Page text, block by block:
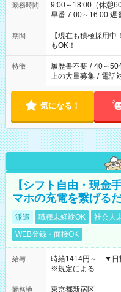
勤務時間
9:00～18:00（休憩60分） ■ご希望があれば下記シ
早番 7:00～16:00 遅番 10:00～
い」 「余裕を持っ
たくない」 など、ご希望
の方へ 今ご覧のお仕
の勤務時間。 合計
期間
【現在も積極採用
もOK！
特徴 履歴書不要 / 40～50
上の大量募集 / 電話
気になる！
【シフト自由・現金
マホの充電を繋げる
派遣 職種未経験OK 社会人
WEB登録・面接OK
給与
時給1414円～ ▼日
※規定による
勤務地
東京都新宿区